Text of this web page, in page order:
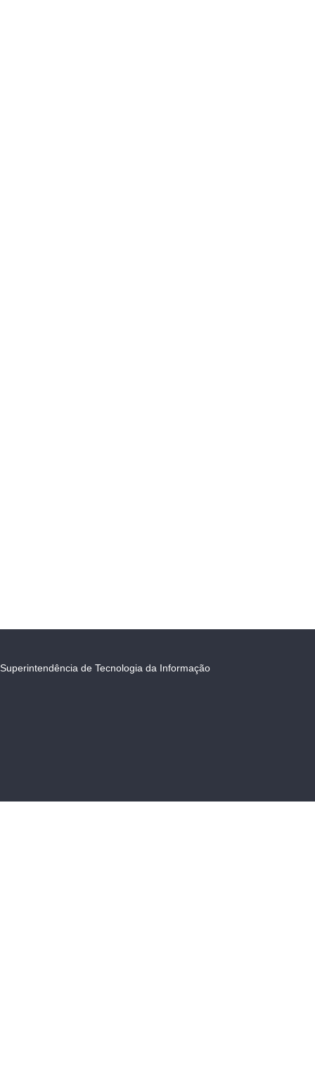
Superintendência de Tecnologia da Informação